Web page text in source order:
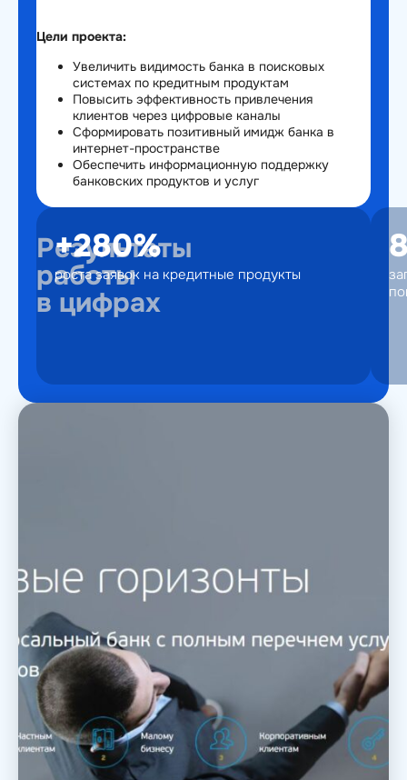
Цели проекта:
Увеличить видимость банка в поисковых
системах по кредитным продуктам
Повысить эффективность привлечения
клиентов через цифровые каналы
Сформировать позитивный имидж банка в
интернет-пространстве
Обеспечить информационную поддержку
банковских продуктов и услуг
Результаты
работы
в цифрах
+280%
роста заявок на кредитные продукты